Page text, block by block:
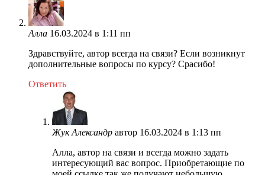
Алла 16.03.2024 в 1:11 пп
Здравствуйте, автор всегда на связи? Если возникнут
дополнительные вопросы по курсу? Срасибо!
Ответить
Жук Александр автор 16.03.2024 в 1:13 пп
Алла, автор на связи и всегда можно задать
интересующий вас вопрос. Приобретающие по